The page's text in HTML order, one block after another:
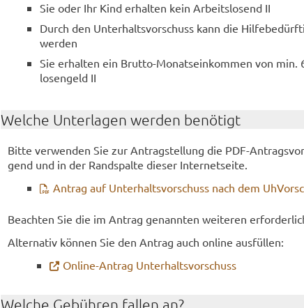
Sie oder Ihr Kind er­hal­ten kein Ar­beits­lo­send II
Durch den Un­ter­halts­vor­schuss kann die
wer­den
Sie er­hal­ten ein Brutto-​Monatseinkommen von
lo­sen­geld II
Wel­che Un­ter­la­gen wer­den be­nö­tigt
Bitte ver­wen­den Sie zur An­trag­stel­lung die PDF-​
gend und in der Rand­spal­te die­ser In­ter­net­sei­te.
An­trag auf Un­ter­halts­vor­schuss nach dem
Be­ach­ten Sie die im An­trag ge­nann­ten wei­te­ren
Al­ter­na­tiv kön­nen Sie den An­trag auch on­line aus­fül­len:
Online-​Antrag Un­ter­halts­vor­schuss
Wel­che Ge­büh­ren fal­len an?